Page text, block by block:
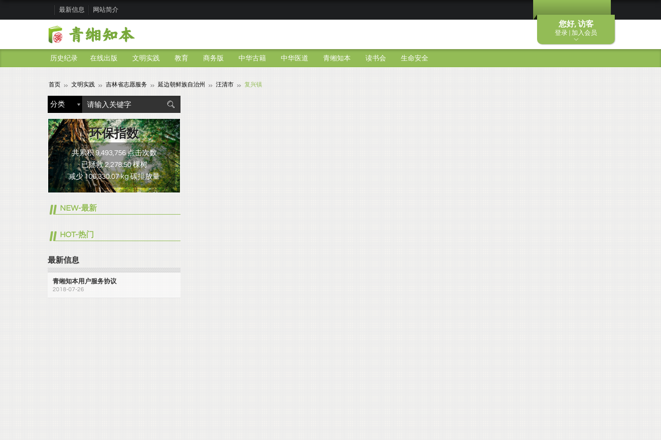
您好, 访客
登录 | 加入会员
最新信息 网站简介
历史纪录 在线出版 文明实践 教育 商务版 中华古籍 中华医道 青缃知本 读书会 生命安全
首页 文明实践 吉林省志愿服务 延边朝鲜族自治州 汪清市 复兴镇
环保指数
共累积 9,493,756 点击次数
已拯救 2,278.50 棵树
减少 106,330.07 kg 碳排放量
NEW-最新
HOT-热门
最新信息
青缃知本用户服务协议
2018-07-26